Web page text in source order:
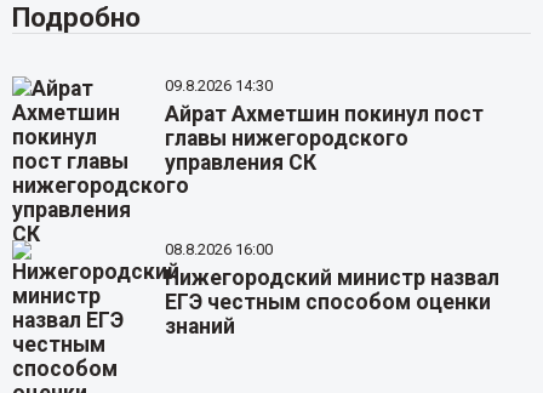
Подробно
09.8.2026 14:30
Айрат Ахметшин покинул пост
главы нижегородского
управления СК
08.8.2026 16:00
Нижегородский министр назвал
ЕГЭ честным способом оценки
знаний